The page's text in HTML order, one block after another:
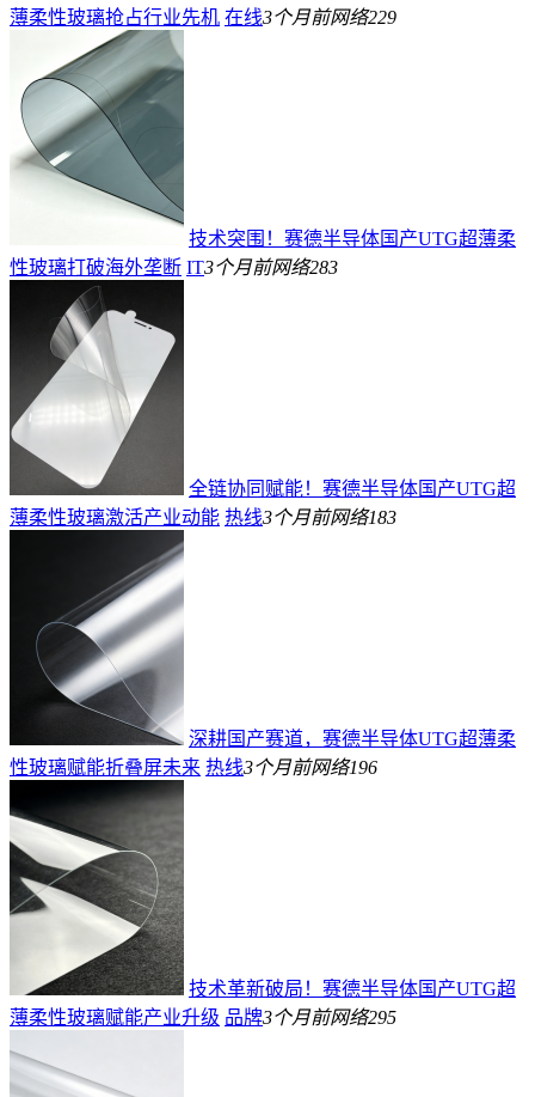
薄柔性玻璃抢占行业先机 在线3个月前网络229
技术突围！赛德半导体国产UTG超薄柔
性玻璃打破海外垄断 IT3个月前网络283
全链协同赋能！赛德半导体国产UTG超
薄柔性玻璃激活产业动能 热线3个月前网络183
深耕国产赛道，赛德半导体UTG超薄柔
性玻璃赋能折叠屏未来 热线3个月前网络196
技术革新破局！赛德半导体国产UTG超
薄柔性玻璃赋能产业升级 品牌3个月前网络295